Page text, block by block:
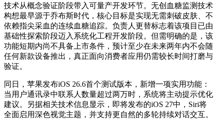
技术从概念验证阶段带入可量产开发环节。无创血糖监测技术
构想最早源于乔布斯时代，核心目标是实现无需刺破皮肤、不
依赖指尖采血的连续血糖追踪。负责人更替标志着该项目已由
基础性探索阶段迈入系统化工程开发阶段。但需明确的是，该
功能短期内尚不具备上市条件，预计至少在未来两年内不会随
任何新款设备推出，真正面向消费者应用仍需较长时间打磨与
验证。
同日，苹果发布iOS 26.6首个测试版本，新增一项实用功能：
当用户通讯录中联系人数量超过两万时，系统将主动提示优化
建议。另据相关技术信息显示，即将发布的iOS 27中，Siri将
全面启用深色视觉主题，并支持更自然的多轮持续对话交互。